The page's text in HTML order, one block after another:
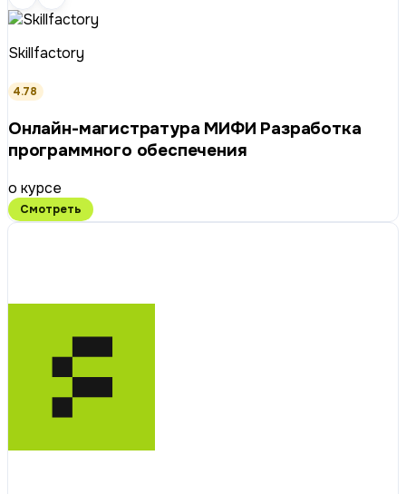
Skillfactory
4.78
Онлайн-магистратура МИФИ Разработка
программного обеспечения
о курсе
Смотреть